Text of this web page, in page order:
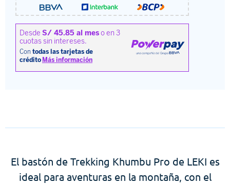
El bastón de Trekking Khumbu Pro de LEKI es
ideal para aventuras en la montaña, con el